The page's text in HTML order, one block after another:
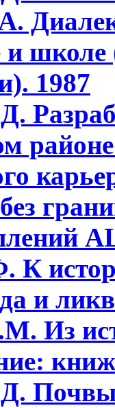
и
1987
и
Из
Почвы